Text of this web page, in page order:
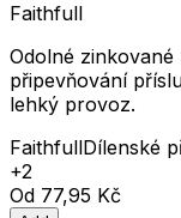
Faithfull
Odolné
připevňování
lehký provoz.
FaithfullDílenské
+2
Od 77,95 Kč